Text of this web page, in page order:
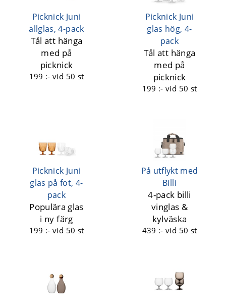
Picknick Juni
allglas, 4-pack
Tål att hänga
med på
picknick
199 :-vid 50 st
Picknick Juni
glas hög, 4-
pack
Tål att hänga
med på
picknick
199 :-vid 50 st
Picknick Juni
glas på fot, 4-
pack
Populära glas
i ny färg
199 :-vid 50 st
På utflykt med
Billi
4-pack billi
vinglas &
kylväska
439 :-vid 50 st